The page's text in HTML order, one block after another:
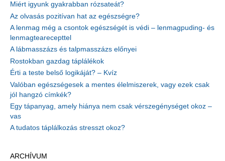
Miért igyunk gyakrabban rózsateát?
Az olvasás pozitívan hat az egészségre?
A lenmag még a csontok egészségét is védi – lenmagpuding- és
lenmagtearecepttel
A lábmasszázs és talpmasszázs előnyei
Rostokban gazdag táplálékok
Érti a teste belső logikáját? – Kvíz
Valóban egészségesek a mentes élelmiszerek, vagy ezek csak
jól hangzó címkék?
Egy tápanyag, amely hiánya nem csak vérszegénységet okoz –
vas
A tudatos táplálkozás stresszt okoz?
ARCHÍVUM